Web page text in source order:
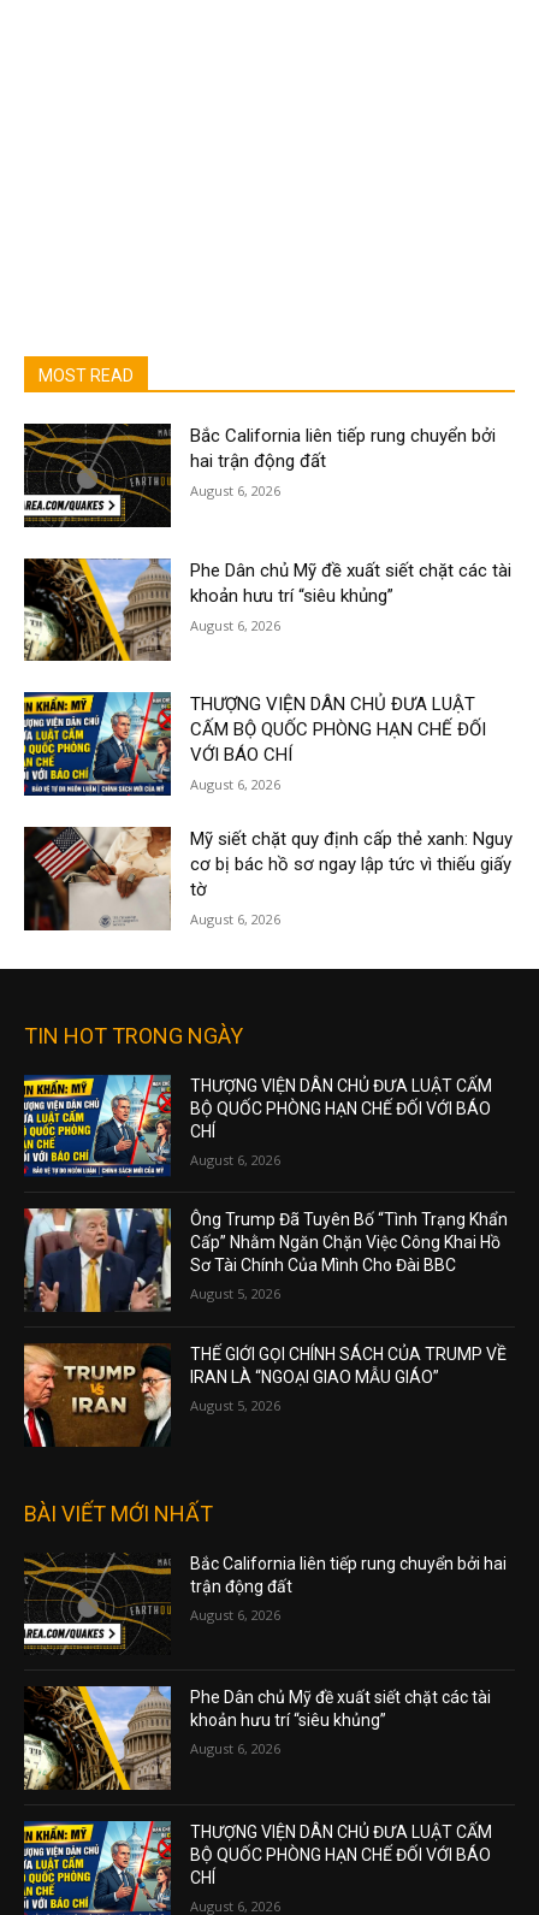
MOST READ
Bắc California liên tiếp rung chuyển bởi
hai trận động đất
August 6, 2026
Phe Dân chủ Mỹ đề xuất siết chặt các tài
khoản hưu trí “siêu khủng”
August 6, 2026
THƯỢNG VIỆN DÂN CHỦ ĐƯA LUẬT
CẤM BỘ QUỐC PHÒNG HẠN CHẾ ĐỐI
VỚI BÁO CHÍ
August 6, 2026
Mỹ siết chặt quy định cấp thẻ xanh: Nguy
cơ bị bác hồ sơ ngay lập tức vì thiếu giấy
tờ
August 6, 2026
TIN HOT TRONG NGÀY
THƯỢNG VIỆN DÂN CHỦ ĐƯA LUẬT CẤM
BỘ QUỐC PHÒNG HẠN CHẾ ĐỐI VỚI BÁO
CHÍ
August 6, 2026
Ông Trump Đã Tuyên Bố “Tình Trạng Khẩn
Cấp” Nhằm Ngăn Chặn Việc Công Khai Hồ
Sơ Tài Chính Của Mình Cho Đài BBC
August 5, 2026
THẾ GIỚI GỌI CHÍNH SÁCH CỦA TRUMP VỀ
IRAN LÀ “NGOẠI GIAO MẪU GIÁO”
August 5, 2026
BÀI VIẾT MỚI NHẤT
Bắc California liên tiếp rung chuyển bởi hai
trận động đất
August 6, 2026
Phe Dân chủ Mỹ đề xuất siết chặt các tài
khoản hưu trí “siêu khủng”
August 6, 2026
THƯỢNG VIỆN DÂN CHỦ ĐƯA LUẬT CẤM
BỘ QUỐC PHÒNG HẠN CHẾ ĐỐI VỚI BÁO
CHÍ
August 6, 2026